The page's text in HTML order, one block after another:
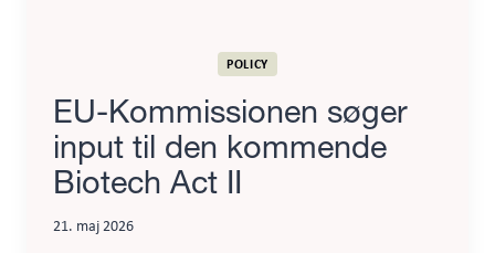
POLICY
EU-Kommissionen søger
input til den kommende
Biotech Act II
21. maj 2026